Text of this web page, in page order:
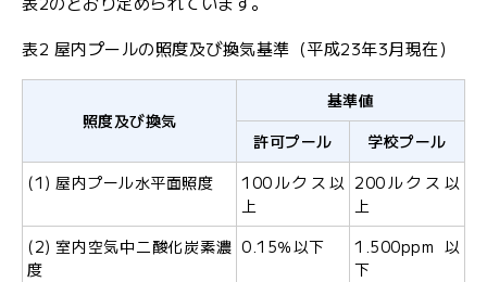
表2 屋内プールの照度及び換気基準（平成23年3月現在）
照度及び換気
基準値
許可プール
学校プール
(1) 屋内プール水平面照度
100ルクス以
上
200ルクス以
上
(2) 室内空気中二酸化炭素濃
度
0.15％以下
1.500ppm以
下